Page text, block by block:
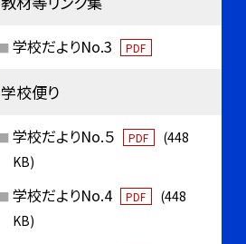
学校だよりNo.3 PDF
学校便り
学校だよりNo.５ PDF
(448
KB)
学校だよりNo.4 PDF
(448
KB)